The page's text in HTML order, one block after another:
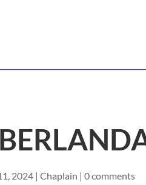
2024 |Chaplain |0 comments